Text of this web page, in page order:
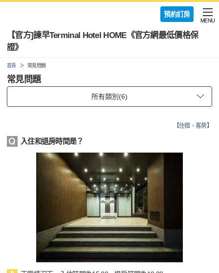
預約訂房
【官方]諫早Terminal Hotel HOME《官方網最低價格保
證》
MENU
首頁 常見問題
常見問題
【住宿、客房】
入住和退房時間是？